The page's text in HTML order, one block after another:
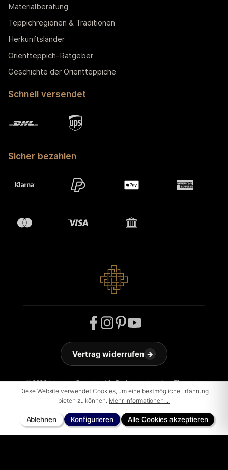
Materialberatung
Teppichregionen & Traditionen
Herkunftsländer
Orientteppich-Ratgeber
Geschichte der Orientteppiche
Schnell versendet
Sicher bezahlen
© 2026 Jakobson Carpets - Alle Rechte vorbehalten. Theme by
ThemeWare®
Vertrag widerrufen →
Diese Website verwendet Cookies, um eine bestmögliche Erfahrung
bieten zu können. Mehr Informationen ...
Ablehnen Konfigurieren Alle Cookies akzeptieren